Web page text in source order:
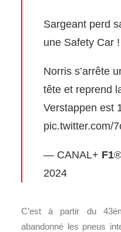
Sargeant perd
une Safety Car !
Norris s’arrête
tête et reprend
Verstappen est
pic.twitter.com/
— CANAL+ F1
2024
C’est à partir du
abandonné les pneus